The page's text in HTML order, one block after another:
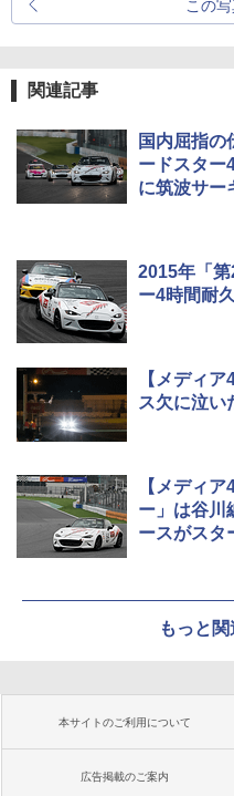
この
関連記事
国内屈指の
ードスター
に筑波サー
2015年「
ー4時間耐
【メディ
ス欠に泣い
【メディ
ー」は谷川
ースがスタ
もっと
本サイトのご利用について
広告掲載のご案内